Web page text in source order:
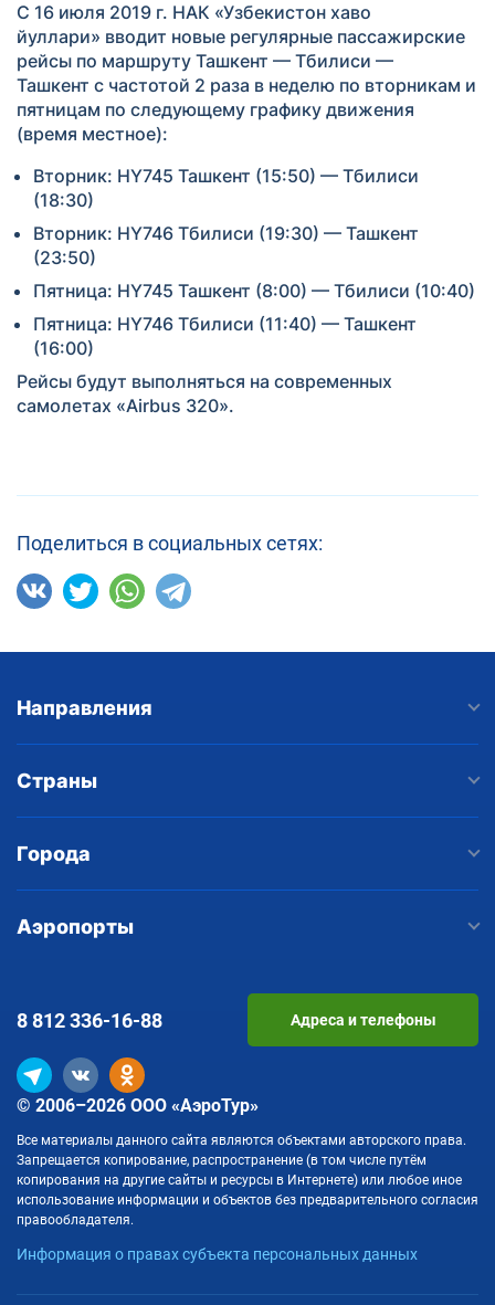
С 16 июля 2019 г. НАК «Узбекистон xаво
йуллари» вводит новые регулярные пассажирские
рейсы по маршруту Ташкент — Тбилиси —
Ташкент с частотой 2 раза в неделю по вторникам и
пятницам по следующему графику движения
(время местное):
Вторник: HY745 Ташкент (15:50) — Тбилиси
(18:30)
Вторник: HY746 Тбилиси (19:30) — Ташкент
(23:50)
Пятница: HY745 Ташкент (8:00) — Тбилиси (10:40)
Пятница: HY746 Тбилиси (11:40) — Ташкент
(16:00)
Рейсы будут выполняться на современных
самолетах «Airbus 320».
Поделиться в социальных сетях:
Направления
Страны
Города
Аэропорты
© 2006–2026 ООО «АэроТур»
Все материалы данного сайта являются объектами авторского права.
Запрещается копирование, распространение (в том числе путём
копирования на другие сайты и ресурсы в Интернете) или любое иное
использование информации и объектов без предварительного согласия
правообладателя.
Информация о правах субъекта персональных данных
8 812336-16-88 Адреса и телефоны